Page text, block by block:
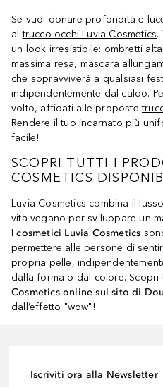
Se vuoi donare profondità e
altrucco occhi Luvia Cosmetics.
un look irresistibile: ombretti
massima resa, mascara
che sopravviverà a qualsiasi
indipendentemente dal caldo.
volto, affidati alle proposte
Rendere il tuo incarnato più
facile!
SCOPRI TUTTI I
COSMETICS
Luvia Cosmetics combina il
vita vegano per sviluppare un
Icosmetici Luvia Cosmetics
permettere alle persone di
propria pelle,
dalla forma o dal colore. Scopri
Cosmetics online sul sito di
dall’effetto "wow"!
Iscriviti ora alla Newsletter